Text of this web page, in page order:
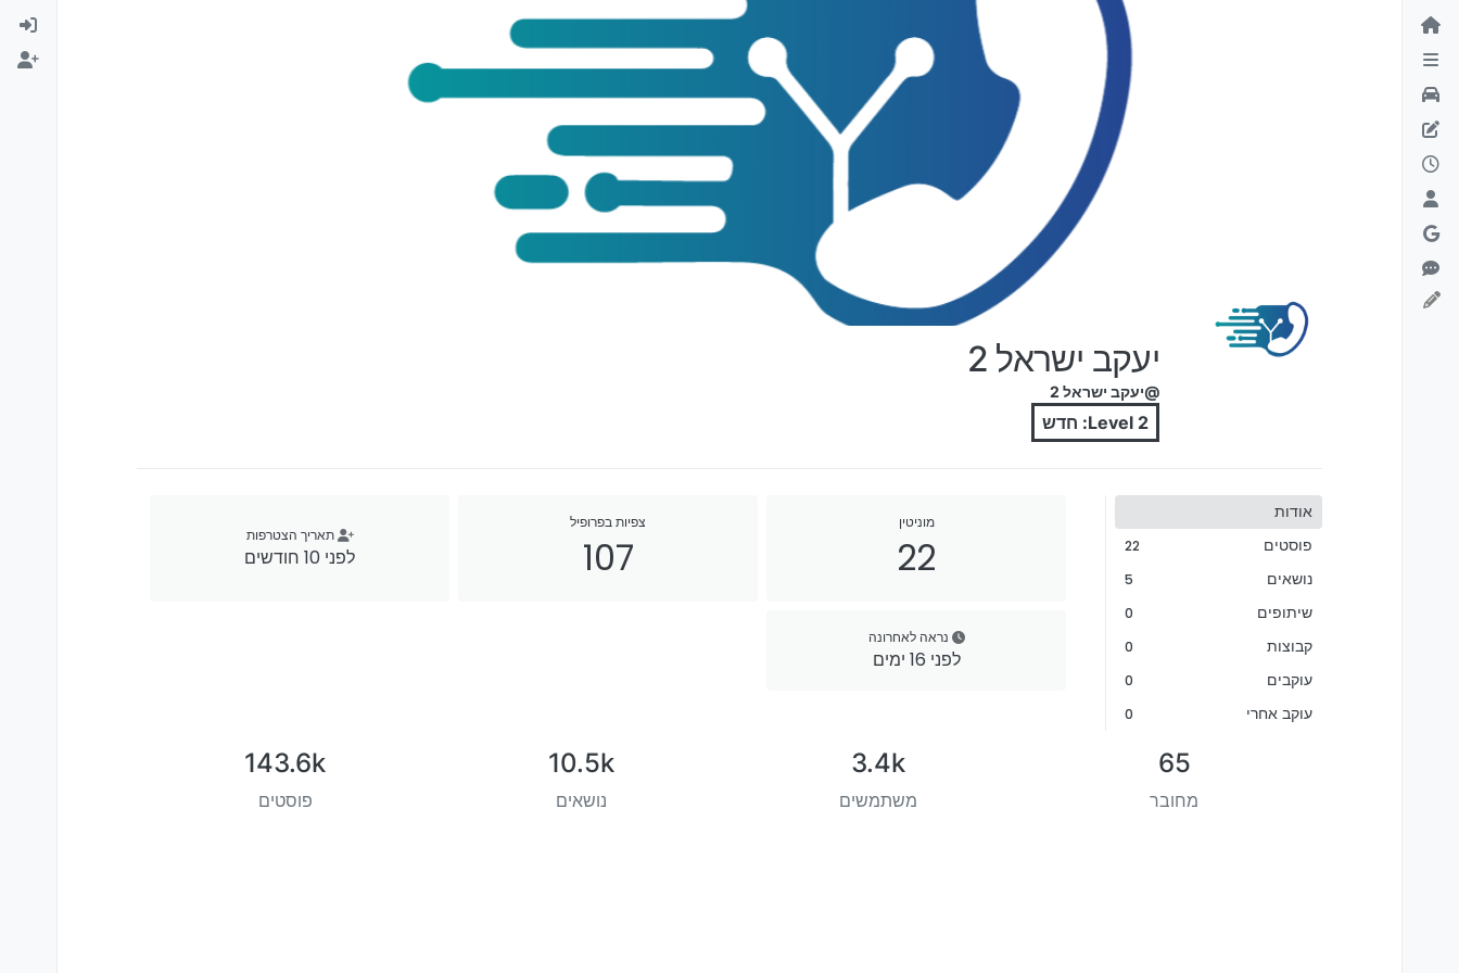
דילוג לתוכן
יעקב ישראל 2
@יעקב ישראל 2
Level 2: חדש
אודות
פוסטים
22
נושאים 5
שיתופים 0
קבוצות 0
עוקבים 0
עוקב אחרי 0
מוניטין
22
צפיות בפרופיל
107 תאריך הצטרפות
לפני 10 חודשים
נראה לאחרונה
לפני 16 ימים
65
מחובר
3.4k
משתמשים
10.5k
נושאים
143.6k
פוסטים